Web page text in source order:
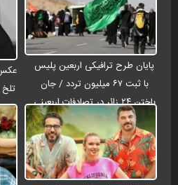
پایان طرح ترافیکی اربعین پلیس
با ثبت ۶۷ میلیون تردد / جان
باختن ۲۴ زائر در تصادفات اربعینی